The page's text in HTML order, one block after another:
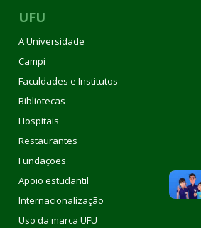
UFU
A Universidade
Campi
Faculdades e Institutos
Bibliotecas
Hospitais
Restaurantes
Fundações
Apoio estudantil
Internacionalização
Uso da marca UFU